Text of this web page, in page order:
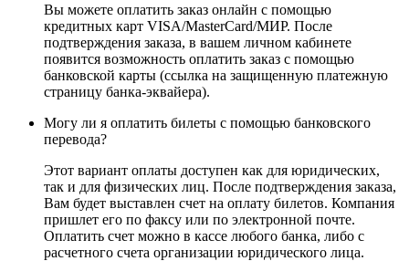
Вы можете оплатить заказ онлайн с помощью
кредитных карт VISA/MasterСard/МИР. После
подтверждения заказа, в вашем личном кабинете
появится возможность оплатить заказ с помощью
банковской карты (ссылка на защищенную платежную
страницу банка-эквайера).
Могу ли я оплатить билеты с помощью банковского
перевода?
Этот вариант оплаты доступен как для юридических,
так и для физических лиц. После подтверждения заказа,
Вам будет выставлен счет на оплату билетов. Компания
пришлет его по факсу или по электронной почте.
Оплатить счет можно в кассе любого банка, либо с
расчетного счета организации юридического лица.